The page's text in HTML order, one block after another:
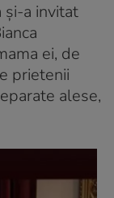
și-a invitat
ei, de
prietenii
alese,